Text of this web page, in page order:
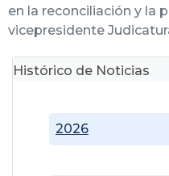
en la reconciliación y la
vicepresidente
Histórico de Noticias
2026